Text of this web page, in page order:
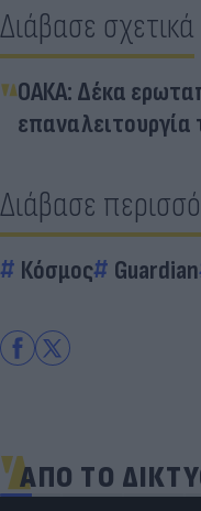
Διάβασε σχετικά
ΟΑΚΑ: Δέκα
Διάβασε
Κόσμος Guardian
ΑΠΟ ΤΟ